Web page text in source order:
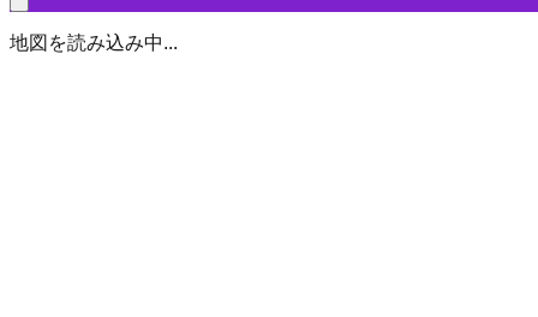
地図を読み込み中...